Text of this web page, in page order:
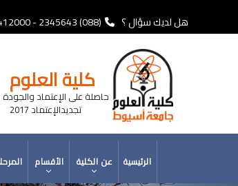
المحتوى
هل لديك سؤال ؟ (088) 2345643 - 2412000
كلية العلوم
حاصلة على الإعتماد والجودة 2011
تجديدالإعتماد 2017
NAVIGATION
الرئيسية عن الكلية الأقسام